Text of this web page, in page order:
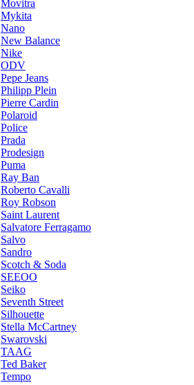
Movitra
Mykita
Nano
New Balance
Nike
ODV
Pepe Jeans
Philipp Plein
Pierre Cardin
Polaroid
Police
Prada
Prodesign
Puma
Ray Ban
Roberto Cavalli
Roy Robson
Saint Laurent
Salvatore Ferragamo
Salvo
Sandro
Scotch & Soda
SEEOO
Seiko
Seventh Street
Silhouette
Stella McCartney
Swarovski
TAAG
Ted Baker
Tempo